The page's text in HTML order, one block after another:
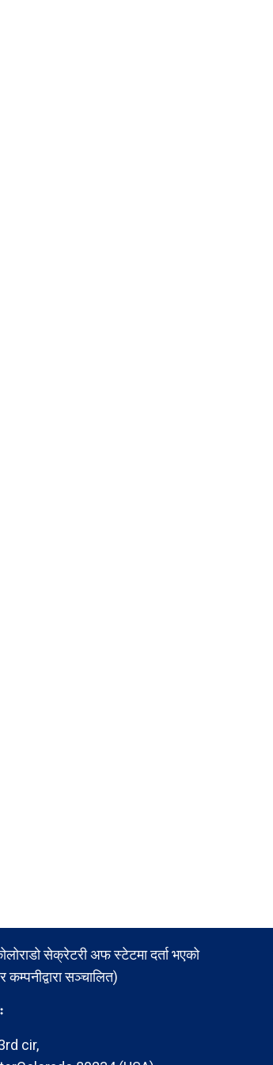
सेक्रेटरी अफ स्टेटमा दर्ता भएको
कम्पनीद्वारा सञ्चालित)
cir,